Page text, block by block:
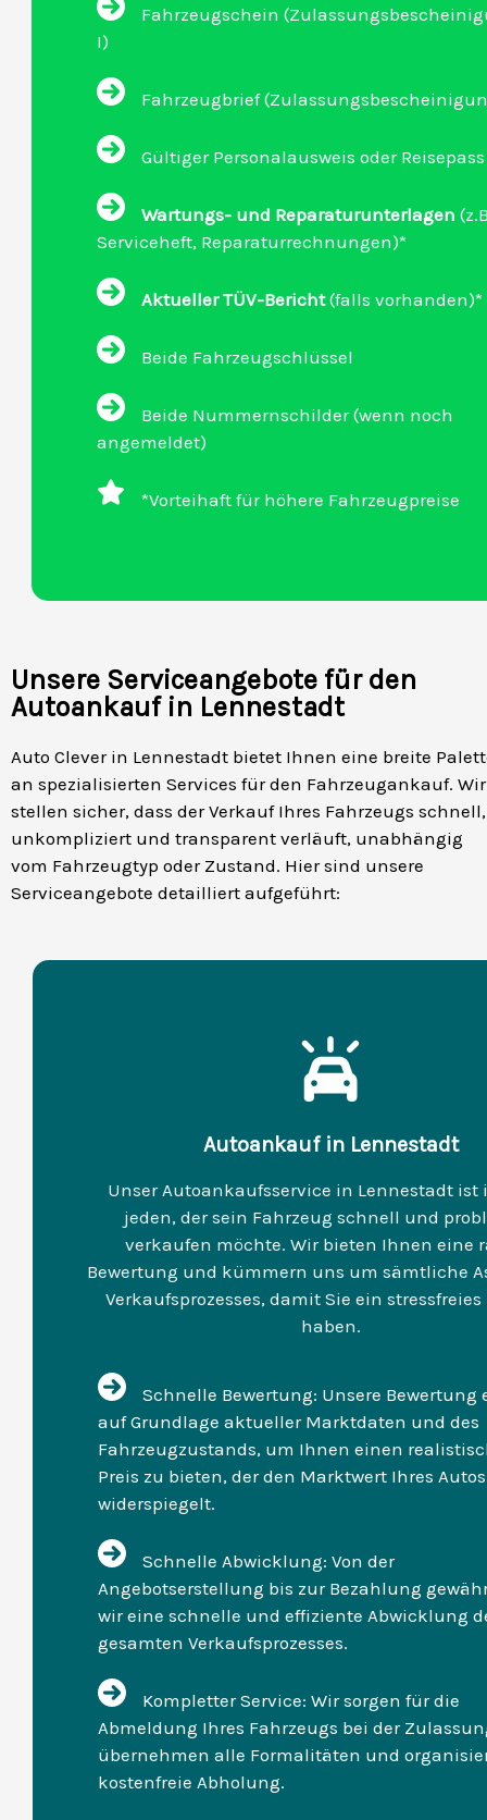
Fahrzeugschein
I)
Fahrzeugbrief
Gültiger Personalausweis oder Reisepass
Wartungs- und Reparaturunterlagen
Serviceheft, Reparaturrechnungen)*
Aktueller TÜV-Bericht(falls vorhanden)*
Beide Fahrzeugschlüssel
Beide Nummernschilder (wenn noch
angemeldet)
*Vorteihaft für höhere Fahrzeugpreise
Unsere Serviceangebote für den
Autoankauf in Lennestadt
Auto Clever in Lennestadt bietet Ihnen eine breite
an spezialisierten Services für den Fahrzeugankauf. Wir
stellen sicher, dass der Verkauf Ihres Fahrzeugs schnell,
unkompliziert und transparent verläuft, unabhängig
vom Fahrzeugtyp oder Zustand. Hier sind unsere
Serviceangebote detailliert aufgeführt:
Autoankauf in Lennestadt
Unser Autoankaufsservice in Lennestadt ist
jeden, der sein Fahrzeug schnell und
verkaufen möchte. Wir bieten Ihnen eine
Bewertung und kümmern uns um sämtliche
Verkaufsprozesses, damit Sie ein
haben.
Schnelle Bewertung: Unsere Bewertung
auf Grundlage aktueller Marktdaten und des
Fahrzeugzustands, um Ihnen einen
Preis zu bieten, der den Marktwert Ihres Autos
widerspiegelt.
Schnelle Abwicklung: Von der
Angebotserstellung bis zur Bezahlung
wir eine schnelle und effiziente Abwicklung
gesamten Verkaufsprozesses.
Kompletter Service: Wir sorgen für die
Abmeldung Ihres Fahrzeugs bei der
übernehmen alle Formalitäten und
kostenfreie Abholung.